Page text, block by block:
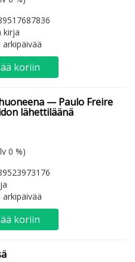
kirja
koriin
— Paulo Freire
lähettiläänä
hinta
0 %)
koriin